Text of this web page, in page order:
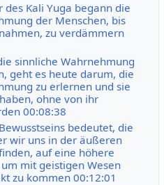
Kali Yuga begann die
der Menschen, bis
zu verdämmern
sinnliche Wahrnehmung
geht es heute darum, die
zu erlernen und sie
ohne von ihr
00:08:38
bedeutet, die
wir uns in der äußeren
auf eine höhere
mit geistigen Wesen
zu kommen 00:12:01